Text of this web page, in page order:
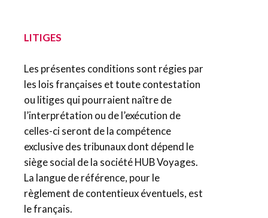
LITIGES
Les présentes conditions sont régies par
les lois françaises et toute contestation
ou litiges qui pourraient naître de
l’interprétation ou de l’exécution de
celles-ci seront de la compétence
exclusive des tribunaux dont dépend le
siège social de la société HUB Voyages.
La langue de référence, pour le
règlement de contentieux éventuels, est
le français.